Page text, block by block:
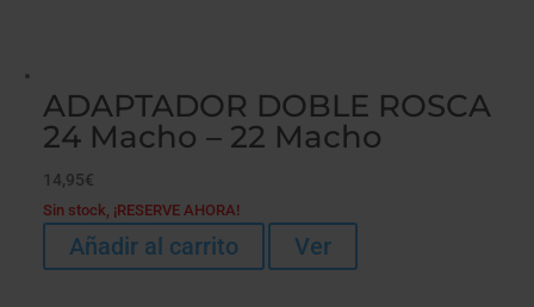
ADAPTADOR DOBLE ROSCA
24 Macho – 22 Macho
14,95€
Sin stock, ¡RESERVE AHORA!
Añadir al carrito Ver